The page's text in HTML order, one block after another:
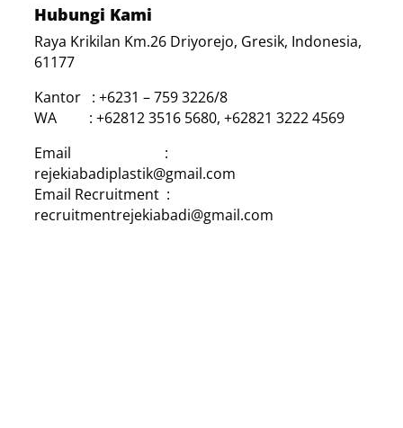
Hubungi Kami
Raya Krikilan Km.26 Driyorejo, Gresik, Indonesia,
61177
Kantor : +6231 – 759 3226/8
WA : +62812 3516 5680, +62821 3222 4569
Email :
rejekiabadiplastik@gmail.com
Email Recruitment :
recruitmentrejekiabadi@gmail.com